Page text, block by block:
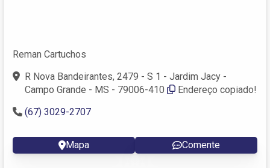
Reman Cartuchos
R Nova Bandeirantes, 2479 - S 1 - Jardim Jacy -
Campo Grande - MS - 79006-410
Endereço copiado!
(67) 3029-2707
Mapa Comente